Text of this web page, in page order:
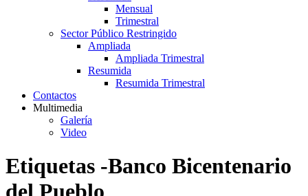
Mensual
Trimestral
Sector Público Restringido
Ampliada
Ampliada Trimestral
Resumida
Resumida Trimestral
Contactos
Multimedia
Galería
Video
Etiquetas -Banco Bicentenario